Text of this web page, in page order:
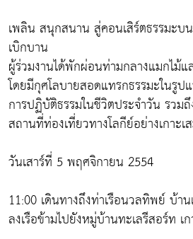
เพลิน สนุกสนาน สู่คอนเสิร์ตธรรมะบ
เบิกบาน
ผู้ร่วมงานได้พักผ่อนท่ามกลางแมกไม้
โดยมีกุศโลบายสอดแทรกธรรมะในรูป
การปฏิบัติธรรมในชีวิตประจำวัน รวมถึ
สถานที่ท่องเที่ยวทางโลกีย์อย่างเกาะเ
วันเสาร์ที่ 5 พฤศจิกายน 2554
11:00 เดินทางถึงท่าเรือนวลทิพย์ บ้าน
ลงเรือข้ามไปยังหมู่บ้านทะเลรีสอร์ท เ